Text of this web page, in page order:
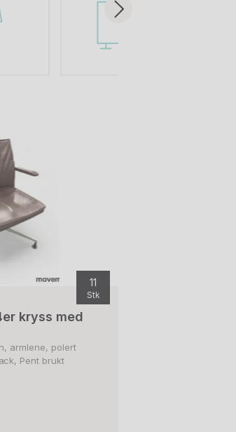
11
Stk
kryss med
armlene, polert
Pent brukt